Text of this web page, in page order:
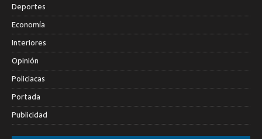
Deportes
Economía
Interiores
Opinión
Policiacas
Portada
Publicidad